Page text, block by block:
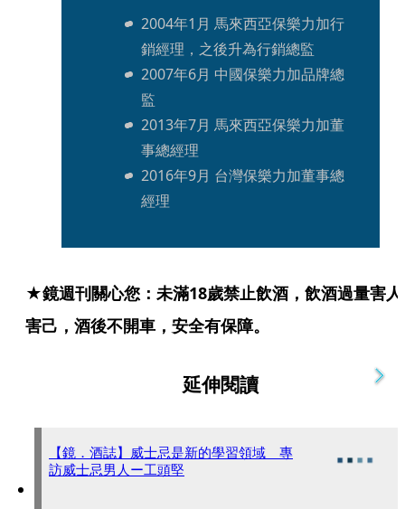
2004年1月 馬來西亞保樂力加行
銷經理，之後升為行銷總監
2007年6月 中國保樂力加品牌總
監
2013年7月 馬來西亞保樂力加董
事總經理
2016年9月 台灣保樂力加董事總
經理
★鏡週刊關心您：未滿18歲禁止飲酒，飲酒過量害人
害己，酒後不開車，安全有保障。
延伸閱讀
【鏡．酒誌】威士忌是新的學習領域 專
訪威士忌男人ー工頭堅